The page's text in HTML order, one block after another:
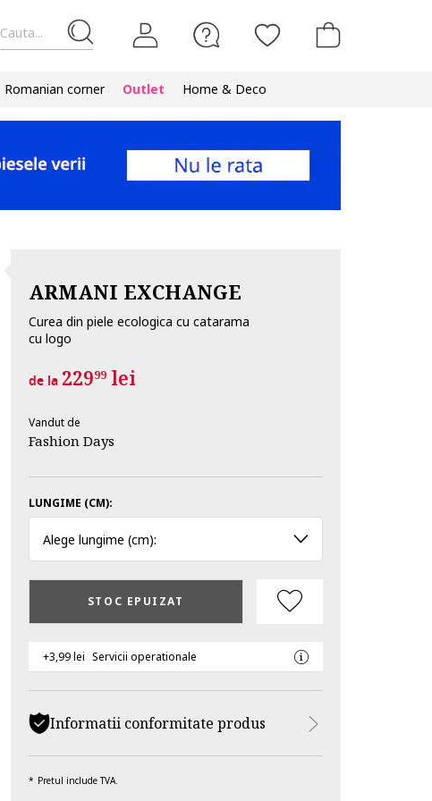
Cauta...
Romanian corner Outlet Home & Deco
ARMANI EXCHANGE
Curea din piele ecologica cu catarama
cu logo
de la 22999lei
Vandut de
Fashion Days
LUNGIME (CM):
Alege lungime (cm):
STOC EPUIZAT
+3,99 lei Servicii operationale
Informatii conformitate produs
Pretul include TVA.